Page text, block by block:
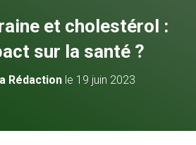
et cholestérol :
sur la santé ?
Rédactionle 19 juin 2023